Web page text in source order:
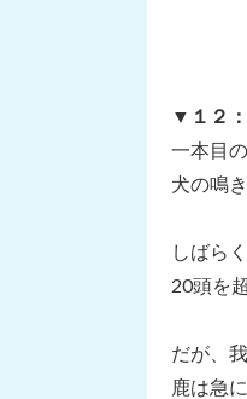
▼１２
一本目
犬の鳴
しばら
20頭を
だが、
鹿は急